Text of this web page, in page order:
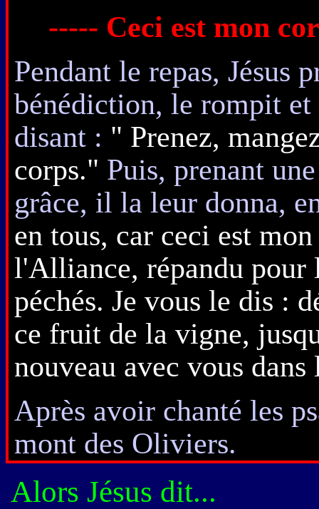
----- Ceci est mon
Pendant le repas, Jésus
bénédiction, le rompit et
disant : " Prenez,
corps." Puis, prenant
grâce, il la leur donna,
en tous, car ceci est
l'Alliance, répandu pour
péchés. Je vous le dis :
ce fruit de la vigne,
nouveau avec vous
Après avoir chanté les
mont des Oliviers.
Alors Jésus dit...